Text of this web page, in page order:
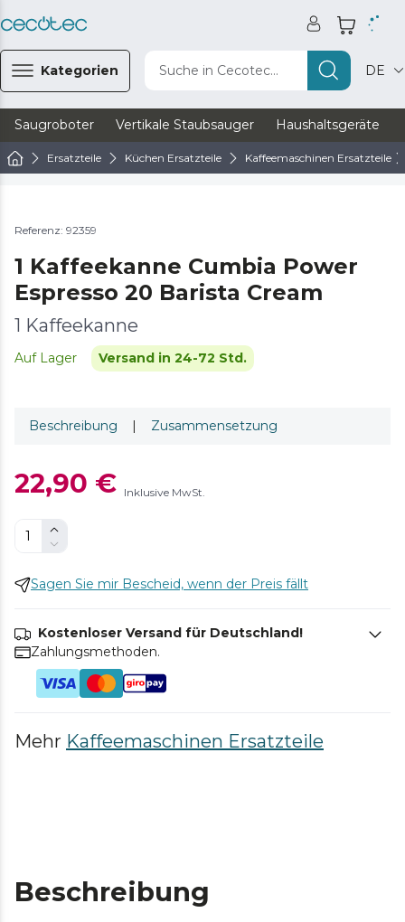
Kategorien Suche in Cecotec... DE
Saugroboter Vertikale Staubsauger Haushaltsgeräte
Ersatzteile Küchen Ersatzteile Kaffeemaschinen Ersatzteile
Referenz: 92359
1 Kaffeekanne Cumbia Power
Espresso 20 Barista Cream
1 Kaffeekanne
Auf Lager Versand in 24-72 Std.
Beschreibung | Zusammensetzung
22,90 € Inklusive MwSt.
Sagen Sie mir Bescheid, wenn der Preis fällt
Kostenloser Versand für Deutschland!
Zahlungsmethoden.
Mehr Kaffeemaschinen Ersatzteile
Beschreibung